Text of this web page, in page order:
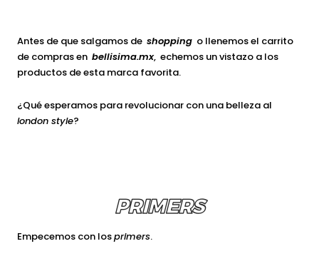
Antes de que salgamos de shopping o llenemos el carrito
de compras en bellisima.mx, echemos un vistazo a los
productos de esta marca favorita.
¿Qué esperamos para revolucionar con una belleza al
london style?
PRIMERS
Empecemos con losprimers.